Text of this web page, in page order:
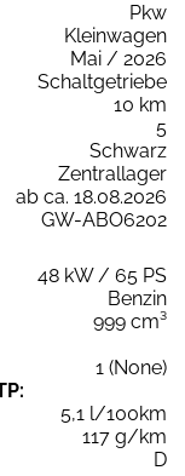
Pkw
Kleinwagen
Mai / 2026
Schaltgetriebe
10 km
5
Schwarz
Zentrallager
ab ca. 18.08.2026
GW-ABO6202
48 kW / 65 PS
Benzin
999 cm³
1 (None)
5,1 l/100km
117 g/km
D